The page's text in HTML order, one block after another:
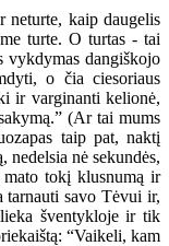
kaip daugelis
turte. O turtas - tai
vykdymas dangiškojo
o čia ciesoriaus
ir varginanti kelionė,
(Ar tai mums
taip pat, naktį
nedelsia nė sekundės,
mato tokį klusnumą ir
tarnauti savo Tėvui ir,
šventykloje ir tik
“Vaikeli, kam